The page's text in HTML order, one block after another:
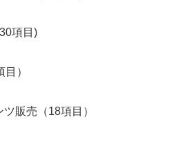
項目)
）
販売（18項目）